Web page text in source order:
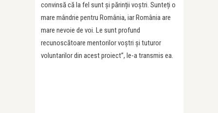
convinsă că la fel sunt și părinții voștri. Sunteți o
mare mândrie pentru România, iar România are
mare nevoie de voi. Le sunt profund
recunoscătoare mentorilor voștri și tuturor
voluntarilor din acest proiect”, le-a transmis ea.